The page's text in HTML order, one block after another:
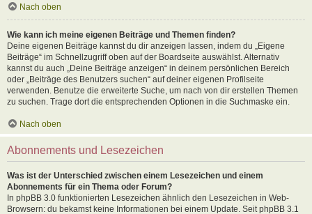
Nach oben
Wie kann ich meine eigenen Beiträge und Themen finden?
Deine eigenen Beiträge kannst du dir anzeigen lassen, indem du „Eigene
Beiträge“ im Schnellzugriff oben auf der Boardseite auswählst. Alternativ
kannst du auch „Deine Beiträge anzeigen“ in deinem persönlichen Bereich
oder „Beiträge des Benutzers suchen“ auf deiner eigenen Profilseite
verwenden. Benutze die erweiterte Suche, um nach von dir erstellen Themen
zu suchen. Trage dort die entsprechenden Optionen in die Suchmaske ein.
Nach oben
Abonnements und Lesezeichen
Was ist der Unterschied zwischen einem Lesezeichen und einem
Abonnements für ein Thema oder Forum?
In phpBB 3.0 funktionierten Lesezeichen ähnlich den Lesezeichen in Web-
Browsern: du bekamst keine Informationen bei einem Update. Seit phpBB 3.1